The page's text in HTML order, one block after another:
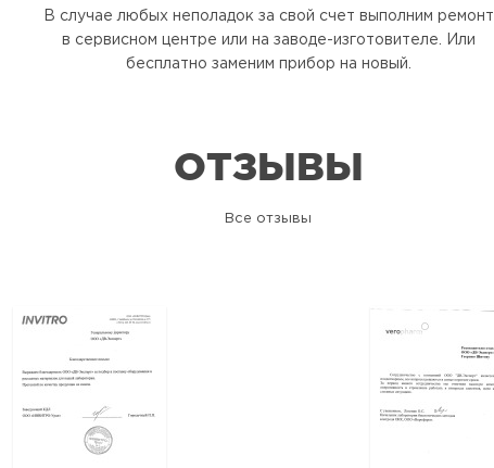
В случае любых неполадок за свой счет выполним ремонт
в сервисном центре или на заводе-изготовителе. Или
бесплатно заменим прибор на новый.
ОТЗЫВЫ
Все отзывы